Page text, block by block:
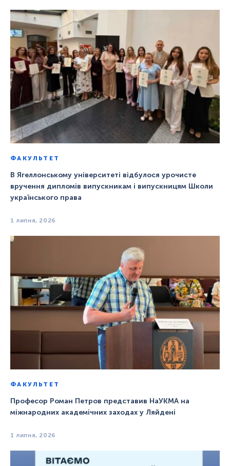
ФАКУЛЬТЕТ
В Ягеллонському університеті відбулося урочисте
вручення дипломів випускникам і випускницям Школи
українського права
1 липня, 2026
ФАКУЛЬТЕТ
Професор Роман Петров представив НаУКМА на
міжнародних академічних заходах у Ляйдені
1 липня, 2026